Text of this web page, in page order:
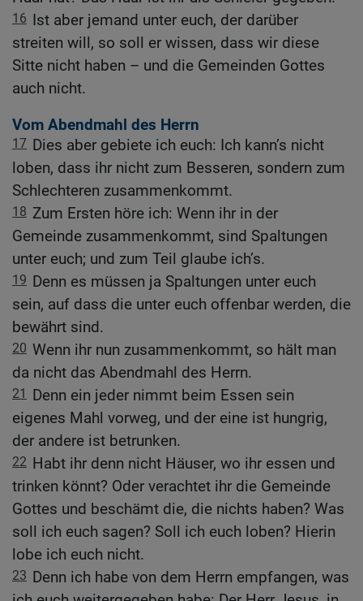
16 Ist aber jemand unter euch, der darüber
streiten will, so soll er wissen, dass wir diese
Sitte nicht haben – und die Gemeinden Gottes
auch nicht.
Vom Abendmahl des Herrn
17 Dies aber gebiete ich euch: Ich kann’s nicht
loben, dass ihr nicht zum Besseren, sondern zum
Schlechteren zusammenkommt.
18 Zum Ersten höre ich: Wenn ihr in der
Gemeinde zusammenkommt, sind Spaltungen
unter euch; und zum Teil glaube ich’s.
19 Denn es müssen ja Spaltungen unter euch
sein, auf dass die unter euch offenbar werden, die
bewährt sind.
20 Wenn ihr nun zusammenkommt, so hält man
da nicht das Abendmahl des Herrn.
21
Denn ein jeder nimmt beim Essen sein
eigenes Mahl vorweg, und der eine ist hungrig,
der andere ist betrunken.
22 Habt ihr denn nicht Häuser, wo ihr essen und
trinken könnt? Oder verachtet ihr die Gemeinde
Gottes und beschämt die, die nichts haben? Was
soll ich euch sagen? Soll ich euch loben? Hierin
lobe ich euch nicht.
23 Denn ich habe von dem Herrn empfangen, was